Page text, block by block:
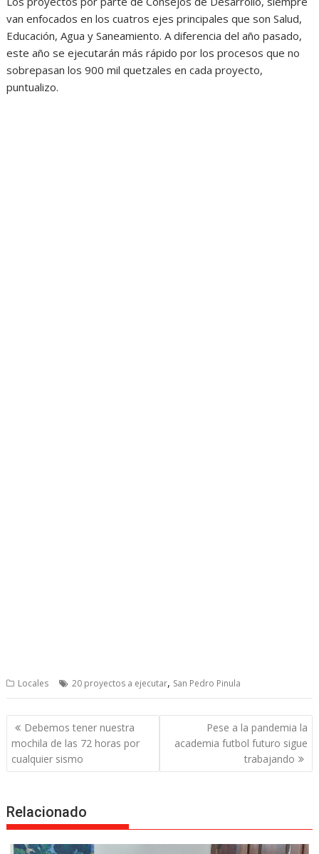
van enfocados en los cuatros ejes principales que son Salud,
Educación, Agua y Saneamiento. A diferencia del año pasado,
este año se ejecutarán más rápido por los procesos que no
sobrepasan los 900 mil quetzales en cada proyecto,
puntualizo.
Locales 20 proyectos a ejecutar, San Pedro Pinula
Post
navigation
Debemos tener nuestra
mochila de las 72 horas por
cualquier sismo
Pese a la pandemia la
academia futbol futuro sigue
trabajando
Relacionado